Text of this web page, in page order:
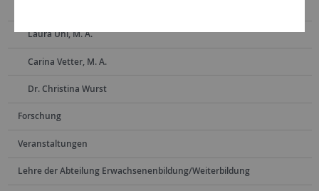
Laura Uhl, M. A.
Carina Vetter, M. A.
Dr. Christina Wurst
Forschung
Veranstaltungen
Lehre der Abteilung Erwachsenenbildung/Weiterbildung